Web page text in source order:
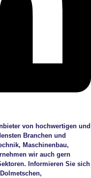
von hochwertigen und
Branchen und
Maschinenbau,
wir auch gern
Informieren Sie sich